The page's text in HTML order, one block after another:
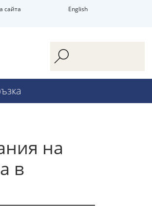
сайта English
на
в